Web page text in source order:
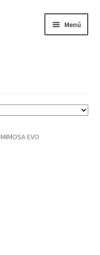
Menú
MIMOSA EVO